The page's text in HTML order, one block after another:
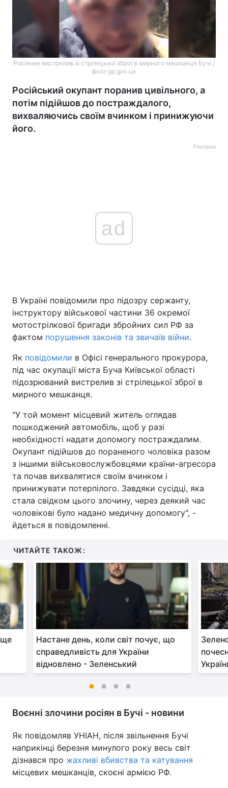
Росіянин вистрелив зі стрілецької зброї в мирного мешканця Бучі /
фото gp.gov.ua
Російський окупант поранив цивільного, а
потім підійшов до постраждалого,
вихваляючись своїм вчинком і принижуючи
його.
Реклама
ad
В Україні повідомили про підозру сержанту,
інструктору військової частини 36 окремої
мотострілкової бригади збройних сил РФ за
фактом порушення законів та звичаїв війни.
Як повідомили в Офісі генерального прокурора,
під час окупації міста Буча Київської області
підозрюваний вистрелив зі стрілецької зброї в
мирного мешканця.
"У той момент місцевий житель оглядав
пошкоджений автомобіль, щоб у разі
необхідності надати допомогу постраждалим.
Окупант підійшов до пораненого чоловіка разом
з іншими військовослужбовцями країни-агресора
та почав вихвалятися своїм вчинком і
принижувати потерпілого. Завдяки сусідці, яка
стала свідком цього злочину, через деякий час
чоловікові було надано медичну допомогу", -
йдеться в повідомленні.
ЧИТАЙТЕ ТАКОЖ:
ще
Настане день, коли світ почує, що
справедливість для України
відновлено - Зеленський
Воєнні злочини росіян в Бучі - новини
Як повідомляв УНІАН, після звільнення Бучі
наприкінці березня минулого року весь світ
дізнався про жахливі вбивства та катування
місцевих мешканців, скоєні армією РФ.